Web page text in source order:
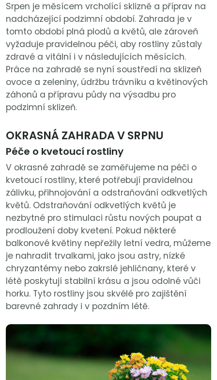
Srpen je měsícem vrcholící sklizně a příprav na
nadcházející podzimní období. Zahrada je v
tomto období plná plodů a květů, ale zároveň
vyžaduje pravidelnou péči, aby rostliny zůstaly
zdravé a vitální i v následujících měsících.
Práce na zahradě se nyní soustředí na sklizeň
ovoce a zeleniny, údržbu trávníku a květinových
záhonů a přípravu půdy na výsadbu pro
podzimní sklizeň.
OKRASNÁ ZAHRADA V SRPNU
Péče o kvetoucí rostliny
V okrasné zahradě se zaměřujeme na péči o
kvetoucí rostliny, které potřebují pravidelnou
zálivku, přihnojování a odstraňování odkvetlých
květů. Odstraňování odkvetlých květů je
nezbytné pro stimulaci růstu nových poupat a
prodloužení doby kvetení. Pokud některé
balkonové květiny nepřežily letní vedra, můžeme
je nahradit trvalkami, jako jsou astry, nízké
chryzantémy nebo zakrslé jehličnany, které v
létě poskytují stabilní krásu a jsou odolné vůči
horku. Tyto rostliny jsou skvélé pro zajištění
barevné zahrady i v pozdním létě.